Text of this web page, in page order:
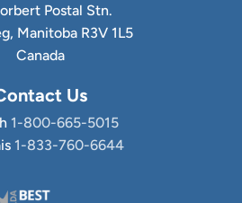
Postal Stn.
Manitoba R3V 1L5
Canada
Us
1-800-665-5015
1-833-760-6644